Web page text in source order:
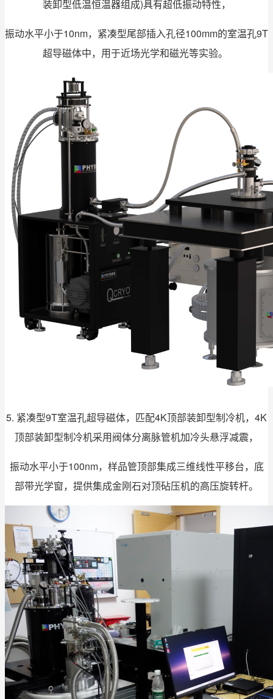
装卸型低温恒温器组成)具有超低振动特性，
振动水平小于10nm， 紧凑型尾部插入孔径100mm的室温孔9T
超导磁体中，用于近场光学和磁光等实验。
5. 紧凑型9T室温孔超导磁体，匹配4K顶部装卸型制冷机，4K
顶部装卸型制冷机采用阀体分离脉管机加冷头悬浮减震，
振动水平小于100nm， 样品管顶部集成三维线性平移台，底
部带光学窗，提供集成金刚石对顶砧压机的高压旋转杆。